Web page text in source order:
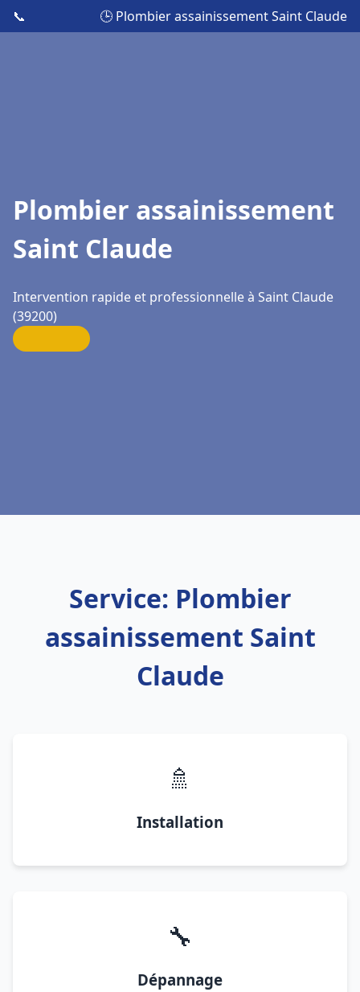
📞 🕒 Plombier assainissement Saint Claude
Plombier assainissement
Saint Claude
Intervention rapide et professionnelle à Saint Claude
(39200)
Service: Plombier
assainissement Saint
Claude
🚿
Installation
🔧
Dépannage